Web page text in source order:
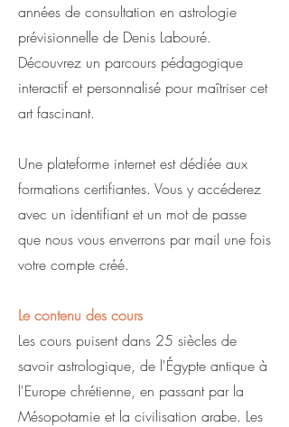
années de consultation en astrologie
prévisionnelle de Denis Labouré.
Découvrez un parcours pédagogique
interactif et personnalisé pour maîtriser cet
art fascinant.
Une plateforme internet est dédiée aux
formations certifiantes. Vous y accéderez
avec un identifiant et un mot de passe
que nous vous enverrons par mail une fois
votre compte créé.
Le contenu des cours
Les cours puisent dans 25 siècles de
savoir astrologique, de l'Égypte antique à
l'Europe chrétienne, en passant par la
Mésopotamie et la civilisation arabe. Les